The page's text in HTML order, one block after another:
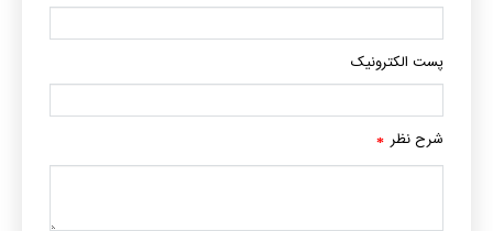
پست الکترونیک
شرح نظر *